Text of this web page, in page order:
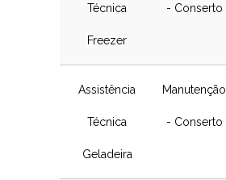
Técnica
Freezer
- Conserto
Assistência
Técnica
Geladeira
Manutenção
- Conserto